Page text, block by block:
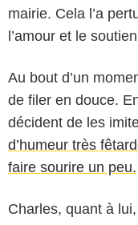
mairie. Cela l’a
l’amour et le
Au bout d’un
de filer en douce.
décident de les
d’humeur très
faire sourire un peu.
Charles, quant à